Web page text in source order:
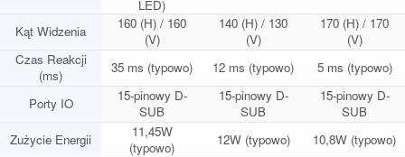
LED)
Kąt Widzenia
160 (H) / 160
(V)
140 (H) / 130
(V)
170 (H) / 170
(V)
Czas Reakcji
(ms)
35 ms (typowo) 12 ms (typowo) 5 ms (typowo)
Porty IO
15-pinowy D-
SUB
15-pinowy D-
SUB
15-pinowy D-
SUB
Zużycie Energii
11,45W
(typowo)
12W (typowo)
10,8W (typowo)